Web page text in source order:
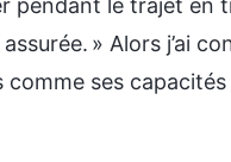
pendant le trajet en
» Alors j’ai
ses